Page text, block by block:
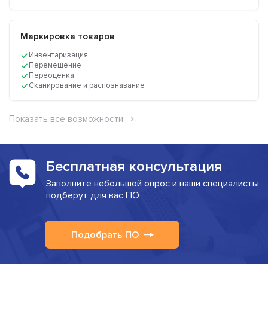
Маркировка товаров
Инвентаризация
Перемещение
Переоценка
Сканирование и распознавание
Показать все возможности
Бесплатная консультация
Заполните небольшой опрос и наши специалисты
подберут для вас ПО
Подобрать ПО